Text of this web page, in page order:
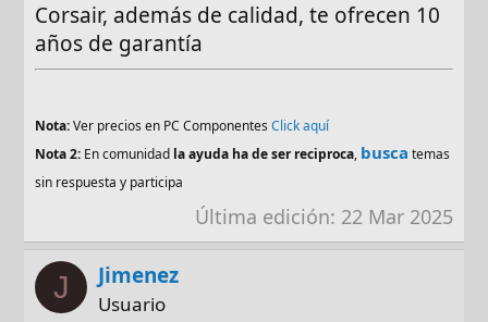
Corsair, además de calidad, te ofrecen 10
años de garantía
Nota:Ver precios en PC ComponentesClick aquí
Nota 2: En comunidad la ayuda ha de ser reciproca, busca temas
sin respuesta y participa
Última edición: 22 Mar 2025
J Jimenez
Usuario